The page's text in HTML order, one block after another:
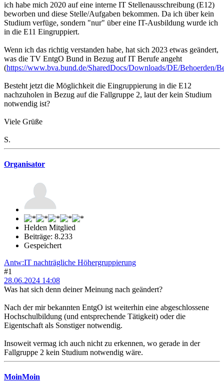
ich habe mich 2020 auf eine interne IT Stellenausschreibung (E12)
beworben und diese Stelle/Aufgaben bekommen. Da ich über kein
Studium verfüge, sondern "nur" über eine IT-Ausbildung wurde ich
in die E11 Eingruppiert.
Wenn ich das richtig verstanden habe, hat sich 2023 etwas geändert,
was die TV EntgO Bund in Bezug auf IT Berufe angeht
(https://www.bva.bund.de/SharedDocs/Downloads/DE/
Besteht jetzt die Möglichkeit die Eingruppierung in die E12
nachzuholen in Bezug auf die Fallgruppe 2, laut der kein Studium
notwendig ist?
Viele Grüße
S.
Organisator
Helden Mitglied
Beiträge: 8.233
Gespeichert
Antw:IT nachträgliche Höhergruppierung
#1
28.06.2024 14:08
Was hat sich denn deiner Meinung nach geändert?
Nach der mir bekannten EntgO ist weiterhin eine abgeschlossene
Hochschulbildung (und entsprechende Tätigkeit) oder die
Eigentschaft als Sonstiger notwendig.
Insoweit vermag ich auch nicht zu erkennen, wo gerade in der
Fallgruppe 2 kein Studium notwendig wäre.
MoinMoin